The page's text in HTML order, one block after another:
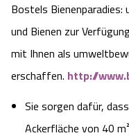
Bostels Bienenparadies:
und Bienen zur
mit Ihnen als
erschaffen. http://
Sie sorgen dafür,
Ackerfläche von 40